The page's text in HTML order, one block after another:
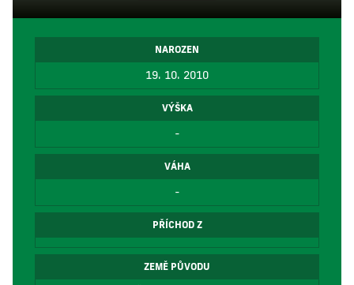
NAROZEN
19. 10. 2010
VÝŠKA
-
VÁHA
-
PŘÍCHOD Z
ZEMĚ PŮVODU